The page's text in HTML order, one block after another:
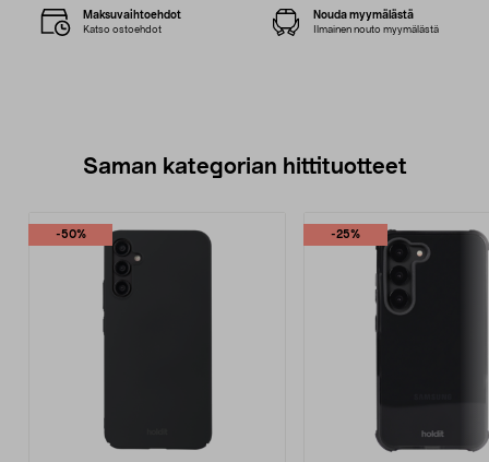
Maksuvaihtoehdot
Katso ostoehdot
Nouda myymälästä
Ilmainen nouto myymälästä
Saman kategorian hittituotteet
-50% -25%